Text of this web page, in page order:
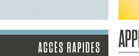
ACCÈS RAPIDES